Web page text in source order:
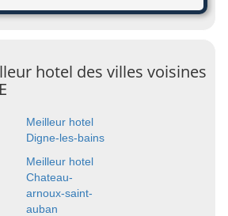
hotel des villes voisines
Meilleur hotel
Digne-les-bains
Meilleur hotel
Chateau-
arnoux-saint-
auban